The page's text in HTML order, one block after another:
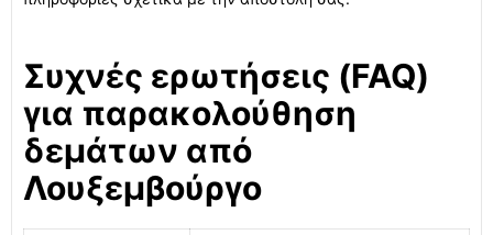
Συχνές ερωτήσεις (FAQ)
για παρακολούθηση
δεμάτων από
Λουξεμβούργο